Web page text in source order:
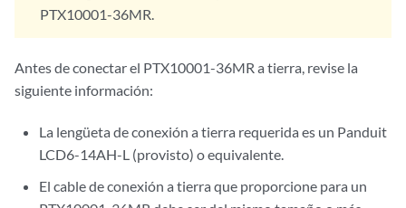
PTX10001-36MR.
Antes de conectar el PTX10001-36MR a tierra, revise la
siguiente información:
La lengüeta de conexión a tierra requerida es un Panduit
LCD6-14AH-L (provisto) o equivalente.
El cable de conexión a tierra que proporcione para un